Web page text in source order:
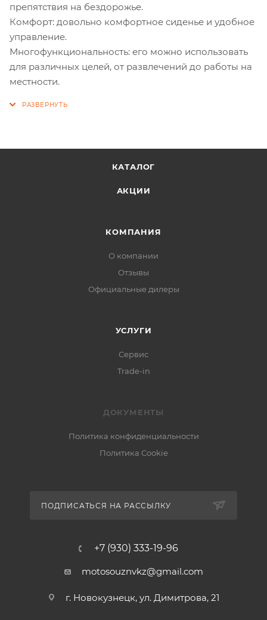
препятствия на бездорожье.
Комфорт: довольно комфортное сиденье и удобное
управление.
Многофункциональность: его можно использовать
для различных целей, от развлечений до работы на
местности.
КАТАЛОГ
АКЦИИ
КОМПАНИЯ
О компании
Отзывы
Официальные дилеры
УСЛУГИ
Сервис
Trade-in
ДОКУМЕНТЫ
Политика конфиденциальности
Политика Cookie
ПОДПИСАТЬСЯ НА РАССЫЛКУ
+7 (930) 333-19-96
motosouznvkz@gmail.com
г. Новокузнецк, ул. Димитрова, 21